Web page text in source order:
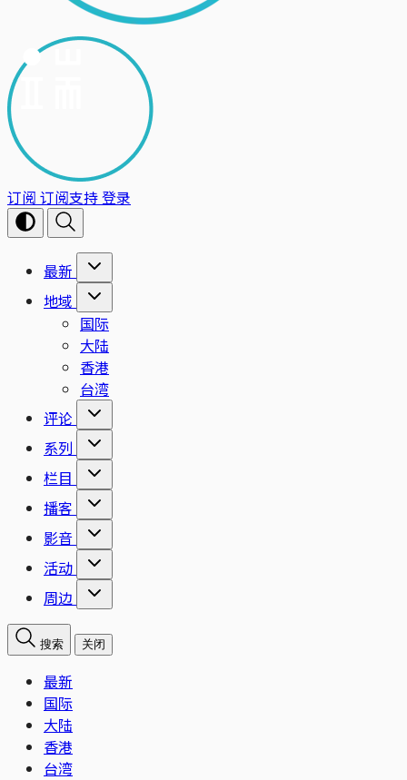
订阅 订阅支持登录
最新
地域
国际
大陆
香港
台湾
评论
系列
栏目
播客
影音
活动
周边
搜索 关闭
最新
国际
大陆
香港
台湾